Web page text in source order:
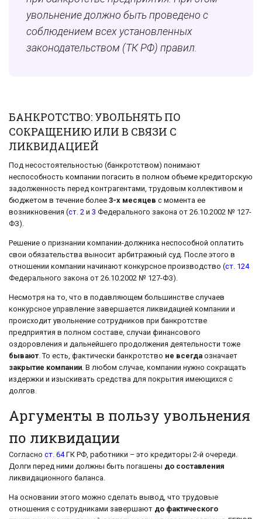
увольнение должно быть проведено с
соблюдением всех установленных
законодательством (ТК РФ) правил.
БАНКРОТСТВО: УВОЛЬНЯТЬ ПО
СОКРАЩЕНИЮ ИЛИ В СВЯЗИ С
ЛИКВИДАЦИЕЙ
Под несостоятельностью (банкротством) понимают
неспособность компании погасить в полном объеме кредиторскую
задолженность перед контрагентами, трудовым коллективом и
бюджетом в течение более 3-х месяцев с момента ее
возникновения (ст. 2 и 3 Федерального закона от 26.10.2002 № 127-
ФЗ).
Решение о признании компании-должника неспособной оплатить
свои обязательства выносит арбитражный суд. После этого в
отношении компании начинают конкурсное производство (ст. 124
Федерального закона от 26.10.2002 № 127-ФЗ).
Несмотря на то, что в подавляющем большинстве случаев
конкурсное управление завершается ликвидацией компании и
происходит увольнение сотрудников при банкротстве
предприятия в полном составе, случаи финансового
оздоровления и дальнейшего продолжения деятельности тоже
бывают. То есть, фактически банкротство не всегда означает
закрытие компании. В любом случае, компании нужно сокращать
издержки и изыскивать средства для покрытия имеющихся с
долгов.
Аргументы в пользу увольнения
по ликвидации
Согласно ст. 64ГК РФ, работники – это кредиторы 2-й очереди.
Долги перед ними должны быть погашены до составления
ликвидационного баланса.
На основании этого можно сделать вывод, что трудовые
отношения с сотрудниками завершают до фактического